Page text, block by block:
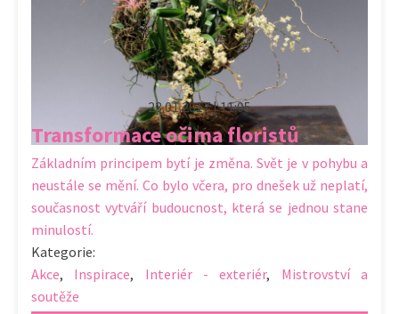
23.01.2017 | 11:05
Transformace očima floristů
Základním principem bytí je změna. Svět je v pohybu a
neustále se mění. Co bylo včera, pro dnešek už neplatí,
současnost vytváří budoucnost, která se jednou stane
minulostí.
Kategorie:
Akce, Inspirace, Interiér - exteriér, Mistrovství a
soutěže